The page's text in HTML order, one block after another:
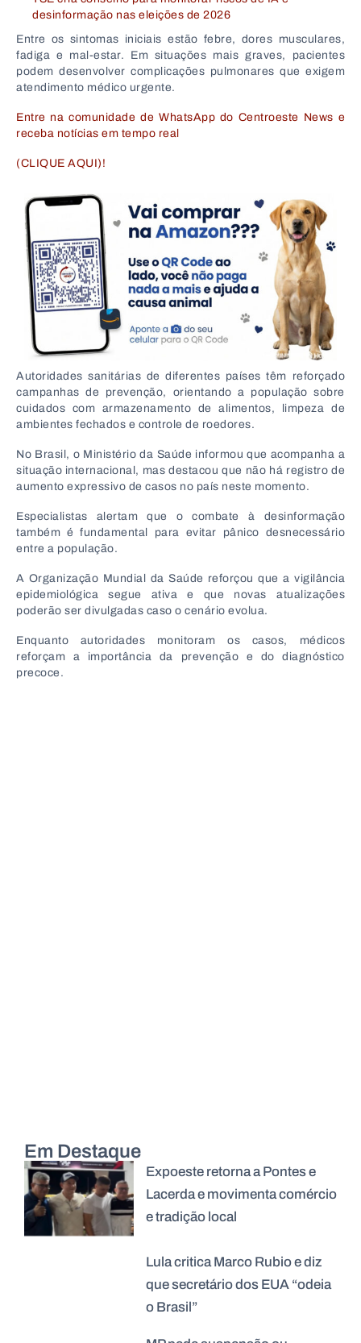
desinformação nas eleições de 2026
Entre os sintomas iniciais estão febre, dores musculares,
fadiga e mal-estar. Em situações mais graves, pacientes
podem desenvolver complicações pulmonares que exigem
atendimento médico urgente.
Entre na comunidade de WhatsApp do Centroeste News e
receba notícias em tempo real
(CLIQUE AQUI)!
Autoridades sanitárias de diferentes países têm reforçado
campanhas de prevenção, orientando a população sobre
cuidados com armazenamento de alimentos, limpeza de
ambientes fechados e controle de roedores.
No Brasil, o Ministério da Saúde informou que acompanha a
situação internacional, mas destacou que não há registro de
aumento expressivo de casos no país neste momento.
Especialistas alertam que o combate à desinformação
também é fundamental para evitar pânico desnecessário
entre a população.
A Organização Mundial da Saúde reforçou que a vigilância
epidemiológica segue ativa e que novas atualizações
poderão ser divulgadas caso o cenário evolua.
Enquanto autoridades monitoram os casos, médicos
reforçam a importância da prevenção e do diagnóstico
precoce.
Em Destaque
Expoeste retorna a Pontes e
Lacerda e movimenta comércio
e tradição local
Lula critica Marco Rubio e diz
que secretário dos EUA “odeia
o Brasil”